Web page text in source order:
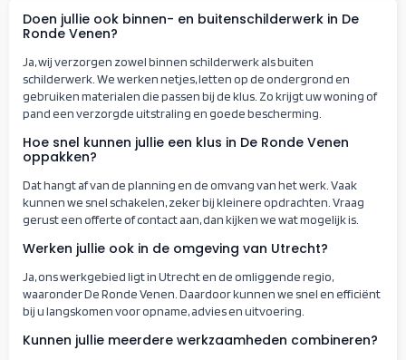
Doen jullie ook binnen- en buitenschilderwerk in De
Ronde Venen?
Ja, wij verzorgen zowel binnen schilderwerk als buiten
schilderwerk. We werken netjes, letten op de ondergrond en
gebruiken materialen die passen bij de klus. Zo krijgt uw woning of
pand een verzorgde uitstraling en goede bescherming.
Hoe snel kunnen jullie een klus in De Ronde Venen
oppakken?
Dat hangt af van de planning en de omvang van het werk. Vaak
kunnen we snel schakelen, zeker bij kleinere opdrachten. Vraag
gerust een offerte of contact aan, dan kijken we wat mogelijk is.
Werken jullie ook in de omgeving van Utrecht?
Ja, ons werkgebied ligt in Utrecht en de omliggende regio,
waaronder De Ronde Venen. Daardoor kunnen we snel en efficiënt
bij u langskomen voor opname, advies en uitvoering.
Kunnen jullie meerdere werkzaamheden combineren?